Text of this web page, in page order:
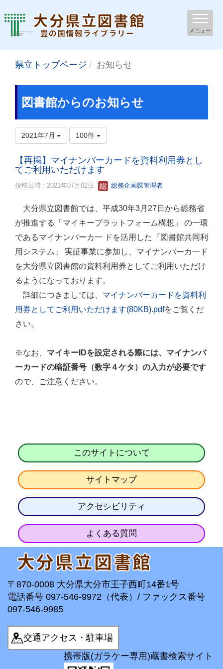
メニュー
県立トップページ お知らせ
図書館からのお知らせ
2021年7月 100件
【再掲】マイナンバーカードを資料利用券とし
てご利用いただけます
投稿日時 : 2021年07月02日 総務企画課管理者
大分県立図書館では、平成30年3月27日から総務省
が推進する「マイキープラットフォーム構想」 の一環
であるマイナンバーカ一 ドを活用した『図書館共同利
用システム』 実証事業に参加し、マイナンバーカ一ド
を大分県立図書館の資料利用券としてご利用いただけ
るようになっております。
詳細につきましては、 マイナンバーカードを資料利
用券としてご利用いただけます(80KB).pdfをご覧くだ
さい。
※なお、 マイキーIDを設定される際には、マイナンバ
ーカードの暗証番号（数字４ケタ）の入力が必要です
ので、ご注意ください。
このサイトについて
サイトマップ
アクセシビリティ
よくある質問
〒870-0008 大分県大分市王子西町14番1号
電話番号 097-546-9972（代表）/ ファックス番号
097-546-9985
交通アクセス・駐車場
携帯版(ガラケー専用)蔵書検索サイト